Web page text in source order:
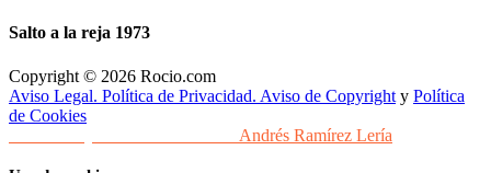
Salto a la reja 1973
Copyright © 2026 Rocio.com
Aviso Legal. Política de Privacidad. Aviso de Copyright y Política
de Cookies
Andrés Ramírez Lería